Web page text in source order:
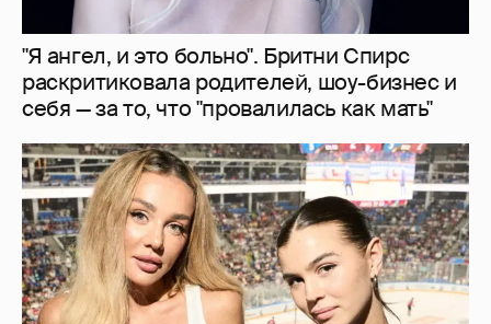
"Делать ли тест ДНК?". Анна Седокова
ответила на слухи о том, что не является
биологической матерью старшей дочери
8